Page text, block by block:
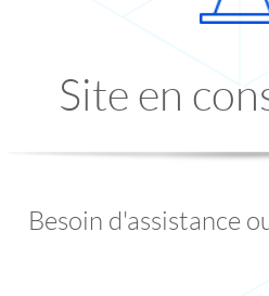
Site en
Besoin d'assistance